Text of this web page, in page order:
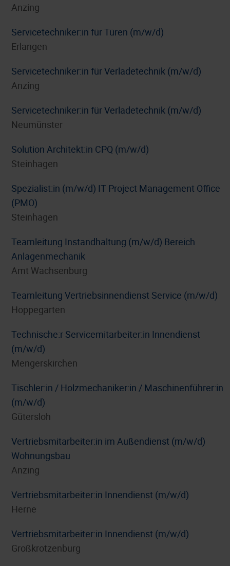
Anzing
Servicetechniker:in für Türen (m/w/d)
Erlangen
Servicetechniker:in für Verladetechnik (m/w/d)
Anzing
Servicetechniker:in für Verladetechnik (m/w/d)
Neumünster
Solution Architekt:in CPQ (m/w/d)
Steinhagen
Spezialist:in (m/w/d) IT Project Management Office
(PMO)
Steinhagen
Teamleitung Instandhaltung (m/w/d) Bereich
Anlagenmechanik
Amt Wachsenburg
Teamleitung Vertriebsinnendienst Service (m/w/d)
Hoppegarten
Technische:r Servicemitarbeiter:in Innendienst
(m/w/d)
Mengerskirchen
Tischler:in / Holzmechaniker:in / Maschinenführer:in
(m/w/d)
Gütersloh
Vertriebsmitarbeiter:in im Außendienst (m/w/d)
Wohnungsbau
Anzing
Vertriebsmitarbeiter:in Innendienst (m/w/d)
Herne
Vertriebsmitarbeiter:in Innendienst (m/w/d)
Großkrotzenburg